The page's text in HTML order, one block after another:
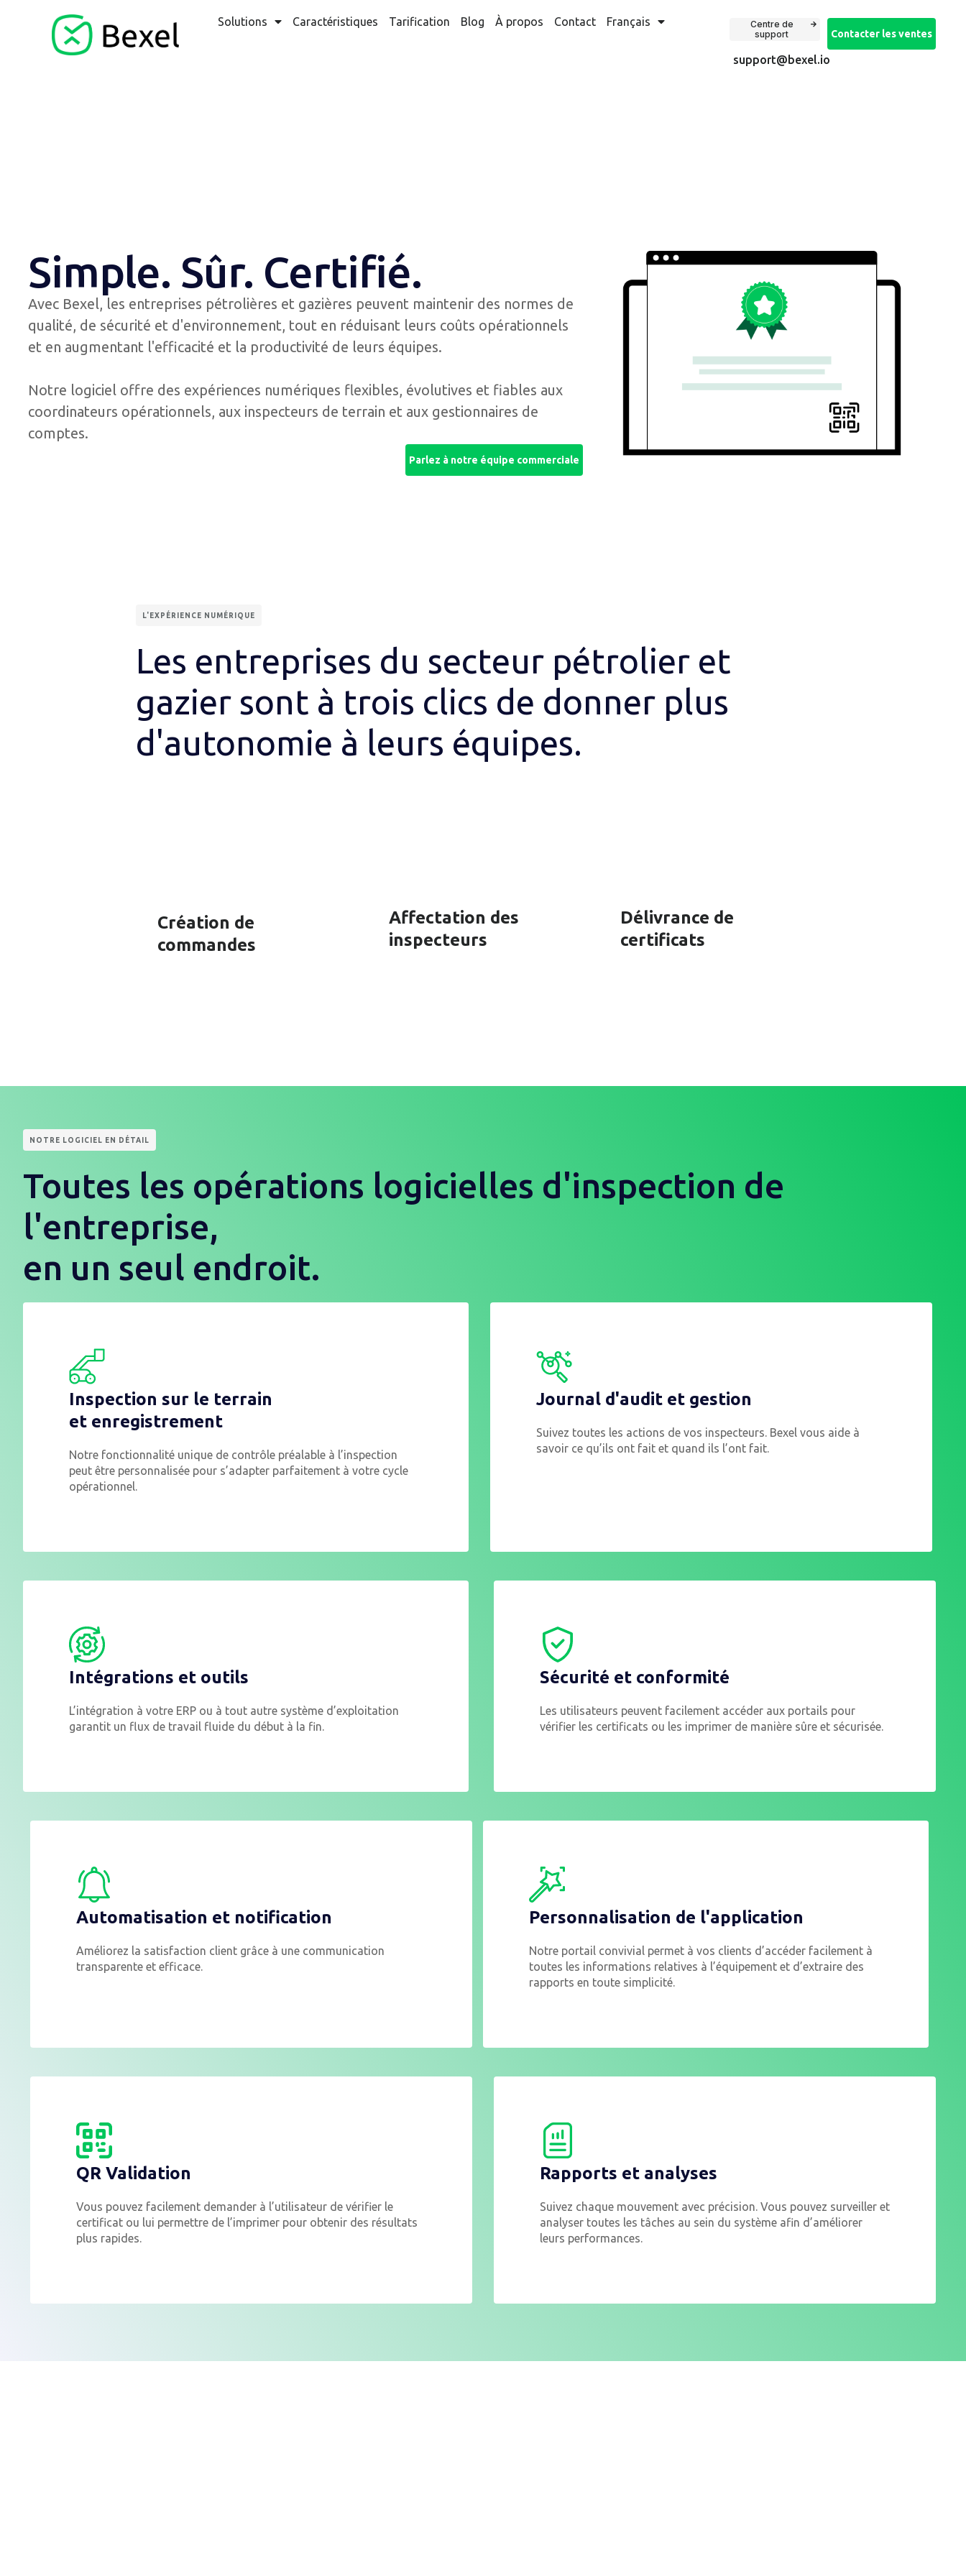
Solutions Caractéristiques Tarification Blog À propos Contact Français
Centre de
support
support@bexel.io
Contacter les ventes
Simple. Sûr. Certifié.
Avec Bexel, les entreprises pétrolières et gazières peuvent maintenir des normes de
qualité, de sécurité et d'environnement, tout en réduisant leurs coûts opérationnels
et en augmentant l'efficacité et la productivité de leurs équipes.
Notre logiciel offre des expériences numériques flexibles, évolutives et fiables aux
coordinateurs opérationnels, aux inspecteurs de terrain et aux gestionnaires de
comptes.
Parlez à notre équipe commerciale
L'EXPÉRIENCE NUMÉRIQUE
Les entreprises du secteur pétrolier et
gazier sont à trois clics de donner plus
d'autonomie à leurs équipes.
Création de
commandes
Affectation des
inspecteurs
Délivrance de
certificats
NOTRE LOGICIEL EN DÉTAIL
Toutes les opérations logicielles d'inspection de
l'entreprise,
en un seul endroit.
Inspection sur le terrain
et enregistrement
Notre fonctionnalité unique de contrôle préalable à l’inspection
peut être personnalisée pour s’adapter parfaitement à votre cycle
opérationnel.
Journal d'audit et gestion
Suivez toutes les actions de vos inspecteurs. Bexel vous aide à
savoir ce qu’ils ont fait et quand ils l’ont fait.
Intégrations et outils
L’intégration à votre ERP ou à tout autre système d’exploitation
garantit un flux de travail fluide du début à la fin.
Sécurité et conformité
Les utilisateurs peuvent facilement accéder aux portails pour
vérifier les certificats ou les imprimer de manière sûre et sécurisée.
Automatisation et notification
Améliorez la satisfaction client grâce à une communication
transparente et efficace.
Personnalisation de l'application
Notre portail convivial permet à vos clients d’accéder facilement à
toutes les informations relatives à l’équipement et d’extraire des
rapports en toute simplicité.
QR Validation
Vous pouvez facilement demander à l’utilisateur de vérifier le
certificat ou lui permettre de l’imprimer pour obtenir des résultats
plus rapides.
Rapports et analyses
Suivez chaque mouvement avec précision. Vous pouvez surveiller et
analyser toutes les tâches au sein du système afin d’améliorer
leurs performances.